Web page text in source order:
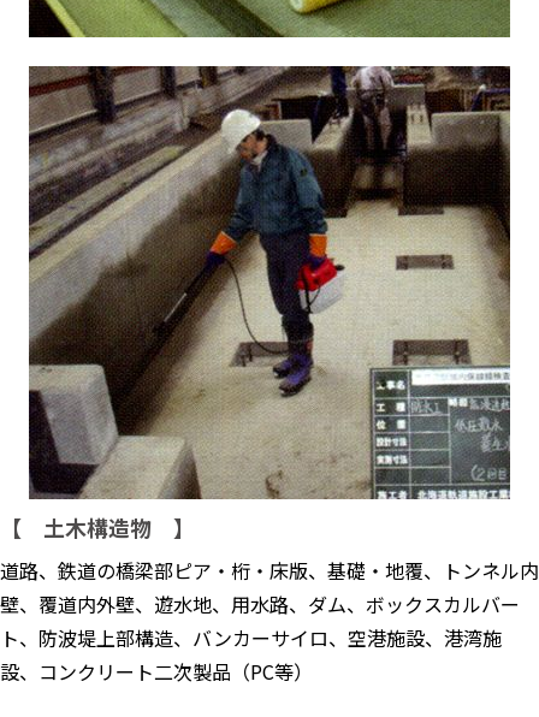
【 土木構造物 】
道路、鉄道の橋梁部ピア・桁・床版、基礎・地覆、トンネル内
壁、覆道内外壁、遊水地、用水路、ダム、ボックスカルバー
ト、防波堤上部構造、バンカーサイロ、空港施設、港湾施
設、コンクリート二次製品（PC等）